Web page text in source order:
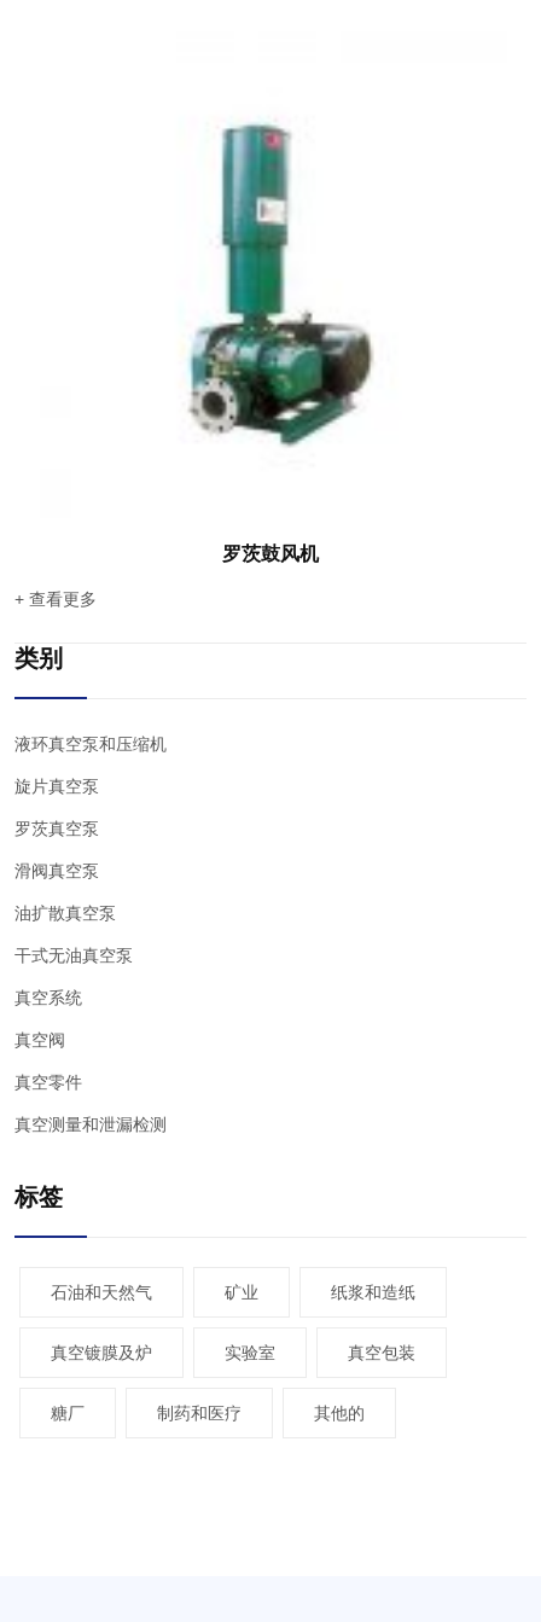
罗茨鼓风机
+ 查看更多
类别
液环真空泵和压缩机
旋片真空泵
罗茨真空泵
滑阀真空泵
油扩散真空泵
干式无油真空泵
真空系统
真空阀
真空零件
真空测量和泄漏检测
标签
石油和天然气 矿业 纸浆和造纸
真空镀膜及炉 实验室 真空包装
糖厂 制药和医疗 其他的